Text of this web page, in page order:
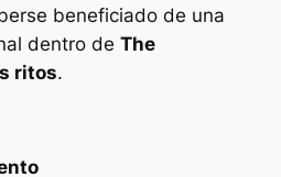
beneficiado de una
dentro de The
ritos.